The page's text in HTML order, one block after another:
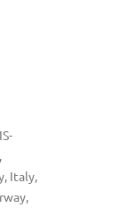
Italy,